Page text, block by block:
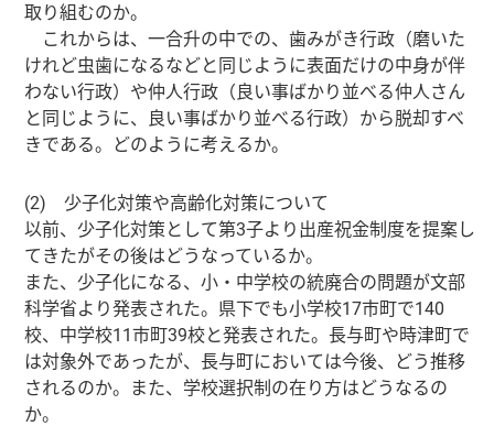
取り組むのか。
これからは、一合升の中での、歯みがき行政（磨いた
けれど虫歯になるなどと同じように表面だけの中身が伴
わない行政）や仲人行政（良い事ばかり並べる仲人さん
と同じように、良い事ばかり並べる行政）から脱却すべ
きである。どのように考えるか。
(2) 少子化対策や高齢化対策について
以前、少子化対策として第3子より出産祝金制度を提案し
てきたがその後はどうなっているか。
また、少子化になる、小・中学校の統廃合の問題が文部
科学省より発表された。県下でも小学校17市町で140
校、中学校11市町39校と発表された。長与町や時津町で
は対象外であったが、長与町においては今後、どう推移
されるのか。また、学校選択制の在り方はどうなるの
か。